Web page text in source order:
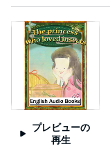
プレビューの
再生